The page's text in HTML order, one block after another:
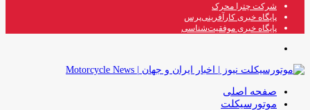
شرکت چترا محرک
پایگاه خبری کارآفرینی‌پرس
پایگاه خبری موفقیت‌شناسی
صفحه اصلی
موتورسیکلت